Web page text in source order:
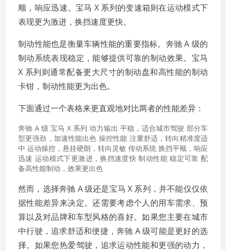
顺，响应迅速。宝马 X 系列的变速箱则在运动模式下
表现更为激进，换挡速度更快。
制动性能也是衡量车辆性能的重要指标。奔驰 A 级的
制动系统表现稳定，能够提供可靠的制动效果。宝马
X 系列则通常配备更大尺寸的制动盘和高性能的制动
卡钳，制动性能更为出色。
下面通过一个表格来更直观地对比两者的性能差异：
奔驰 A 级 宝马 X 系列 动力输出 平稳，适合城市驾驶 部分车
型更强劲，加速性能出色 操控性能 注重舒适，转向精准度适
中 运动操控，悬挂硬朗，转向灵敏 传动系统 换挡平顺，响应
迅速 运动模式下更激进，换挡速度快 制动性能 稳定可靠 配
备高性能制动，效果更出色
然而，选择奔驰 A 级还是宝马 X 系列，并不能仅仅依
据性能差异来决定。还需要考虑个人的用车需求、预
算以及对品牌和车型风格的喜好。如果您主要在城市
中行驶，追求舒适和便捷，奔驰 A 级可能是更好的选
择。如果您热爱驾驶，追求运动性能和更强的动力，